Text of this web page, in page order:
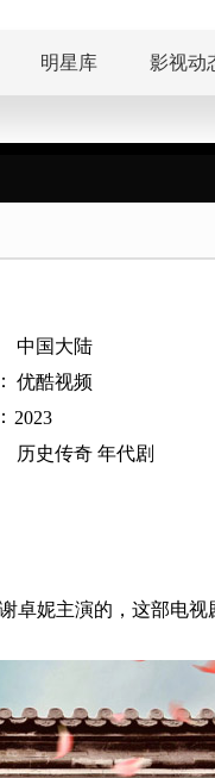
明星库 影视动
中国大陆
优酷视频
2023
历史传奇 年代剧
卓妮主演的，这部电视